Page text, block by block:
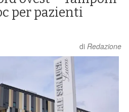
per pazienti
di Redazione